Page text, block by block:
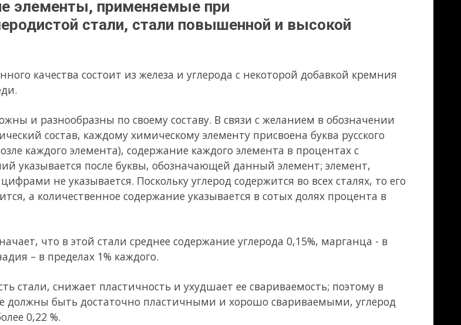
после буквы, обозначающей данный элемент; элемент,
Поскольку углерод содержится во всех сталях, то его
содержание указывается в сотых долях процента в
1% каждого.
пластичными и хорошо свариваемыми, углерод
повышает прочность стали, но ухудшает ее
В малоуглеродистых сталях кремний применяется как хороший
сталях добавляется в пределах до 0,3 %, в
раствора феррита и в виде различных нитридов и карбидов,
в цементите; образует тугоплавкие карбиды, что приводит к
служит хорошим раскислителем, а соединяясь с серой,
сталь становится хрупкой.
и увеличивает стойкость ее против коррозии. Избыточное ее
стали.